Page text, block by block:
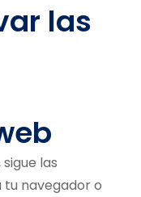
las
las
navegador o